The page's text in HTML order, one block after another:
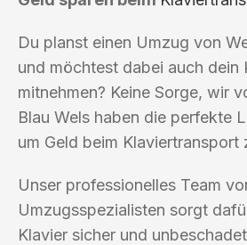
Du planst einen Umzug von
und möchtest dabei auch dein
mitnehmen? Keine Sorge, wir
Blau Wels haben die perfekte
um Geld beim Klaviertransport
Unser professionelles Team
Umzugsspezialisten sorgt
Klavier sicher und